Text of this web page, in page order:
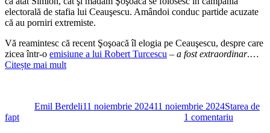
electorală de stafia lui Ceauşescu. Amândoi conduc partide acuzate
că au porniri extremiste.
Vă reamintesc că recent Şoşoacă îl elogia pe Ceauşescu, despre care
zicea într-o emisiune a lui Robert Turcescu – a fost extraordinar.…
Citește mai mult
Emil Berdeli11 noiembrie 202411 noiembrie 2024Starea de
fapt
1 comentariu